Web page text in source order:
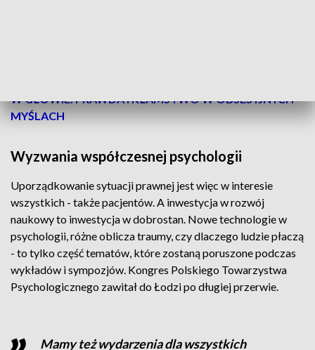
W GŁOWIE. PRAWDA I KŁAMSTWO W OBSESYJNYCH
MYŚLACH
Wyzwania współczesnej psychologii
Uporządkowanie sytuacji prawnej jest więc w interesie
wszystkich - także pacjentów. A inwestycja w rozwój
naukowy to inwestycja w dobrostan. Nowe technologie w
psychologii, różne oblicza traumy, czy dlaczego ludzie płaczą
- to tylko część tematów, które zostaną poruszone podczas
wykładów i sympozjów. Kongres Polskiego Towarzystwa
Psychologicznego zawitał do Łodzi po długiej przerwie.
Mamy też wydarzenia dla wszystkich